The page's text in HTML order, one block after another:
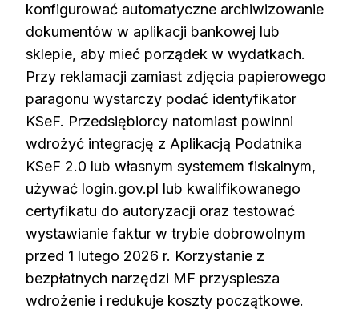
konfigurować automatyczne archiwizowanie
dokumentów w aplikacji bankowej lub
sklepie, aby mieć porządek w wydatkach.
Przy reklamacji zamiast zdjęcia papierowego
paragonu wystarczy podać identyfikator
KSeF. Przedsiębiorcy natomiast powinni
wdrożyć integrację z Aplikacją Podatnika
KSeF 2.0 lub własnym systemem fiskalnym,
używać login.gov.pl lub kwalifikowanego
certyfikatu do autoryzacji oraz testować
wystawianie faktur w trybie dobrowolnym
przed 1 lutego 2026 r. Korzystanie z
bezpłatnych narzędzi MF przyspiesza
wdrożenie i redukuje koszty początkowe.